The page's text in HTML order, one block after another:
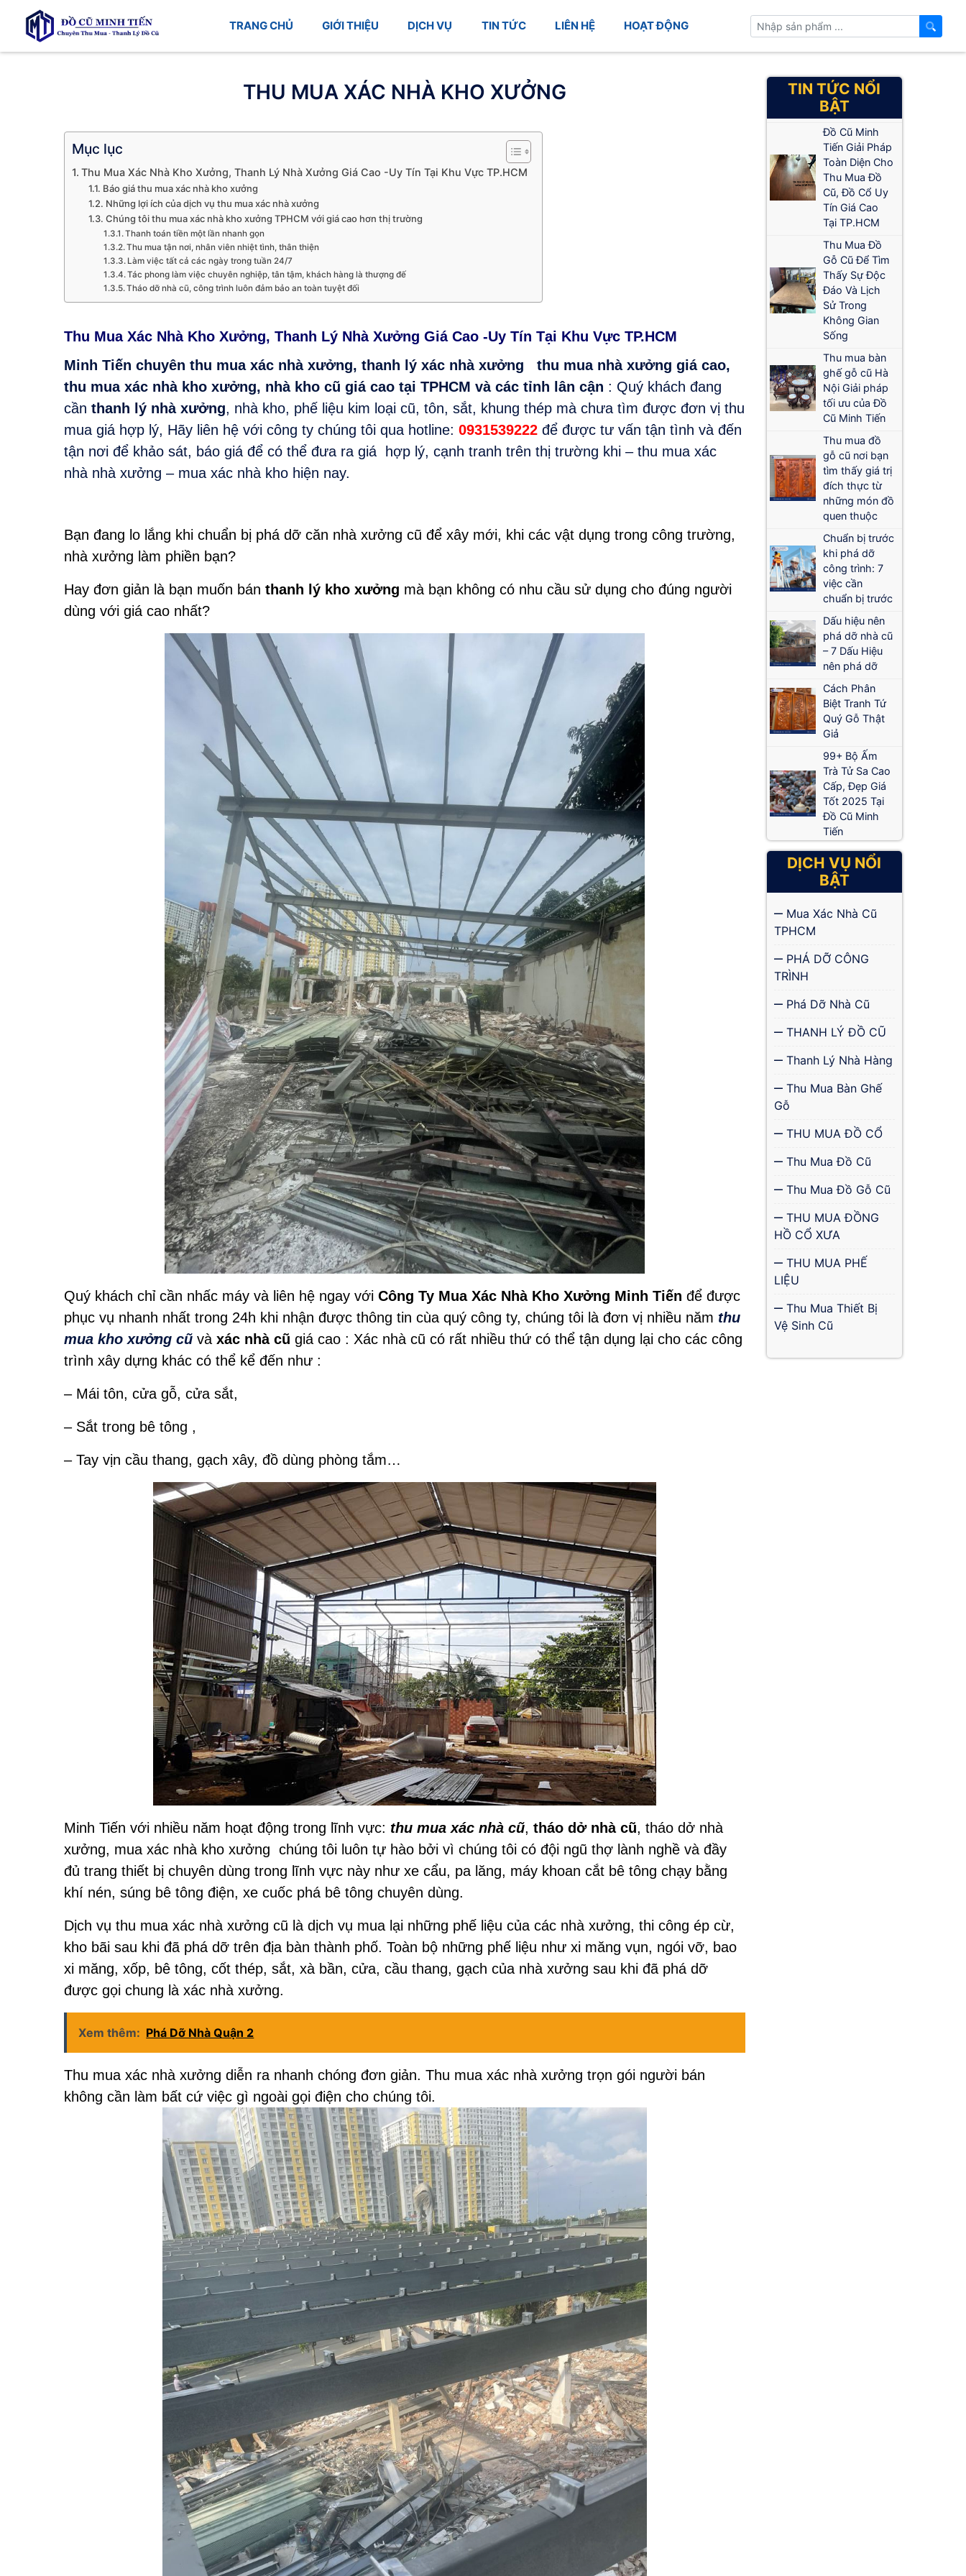
TRANG CHỦ GIỚI THIỆU DỊCH VỤ TIN TỨC LIÊN HỆ HOẠT ĐỘNG
THU MUA XÁC NHÀ KHO XƯỞNG
Mục lục
Thu Mua Xác Nhà Kho Xưởng, Thanh Lý Nhà Xưởng Giá Cao -Uy Tín Tại Khu Vực TP.HCM
Báo giá thu mua xác nhà kho xưởng
Những lợi ích của dịch vụ thu mua xác nhà xưởng
Chúng tôi thu mua xác nhà kho xưởng TPHCM với giá cao hơn thị trường
Thanh toán tiền một lần nhanh gọn
Thu mua tận nơi, nhân viên nhiệt tình, thân thiện
Làm việc tất cả các ngày trong tuần 24/7
Tác phong làm việc chuyên nghiệp, tân tậm, khách hàng là thượng đế
Tháo dỡ nhà cũ, công trình luôn đảm bảo an toàn tuyệt đối
Thu Mua Xác Nhà Kho Xưởng, Thanh Lý Nhà Xưởng Giá Cao -Uy Tín Tại Khu Vực TP.HCM
Minh Tiến chuyên thu mua xác nhà xưởng,thanh lý xác nhà xưởng thu mua nhà xưởng giá cao,
thu mua xác nhà kho xưởng, nhà kho cũ giá cao tại TPHCM và các tỉnh lân cận : Quý khách đang
cầnthanh lý nhà xưởng, nhà kho, phế liệu kim loại cũ, tôn, sắt, khung thép mà chưa tìm được đơn vị thu
mua giá hợp lý, Hãy liên hệ với công ty chúng tôi qua hotline:0931539222 để được tư vấn tận tình và đến
tận nơi để khảo sát, báo giá để có thể đưa ra giá hợp lý, cạnh tranh trên thị trường khi – thu mua xác
nhà nhà xưởng – mua xác nhà kho hiện nay.
Bạn đang lo lắng khi chuẩn bị phá dỡ căn nhà xưởng cũ để xây mới, khi các vật dụng trong công trường,
nhà xưởng làm phiền bạn?
Hay đơn giản là bạn muốn bánthanh lý kho xưởng mà bạn không có nhu cầu sử dụng cho đúng người
dùng với giá cao nhất?
Quý khách chỉ cần nhấc máy và liên hệ ngay vớiCông Ty Mua Xác Nhà Kho Xưởng Minh Tiến để được
phục vụ nhanh nhất trong 24h khi nhận được thông tin cùa quý công ty, chúng tôi là đơn vị nhiều năm thu
mua kho xưởng cũ và xác nhà cũgiá cao : Xác nhà cũ có rất nhiều thứ có thể tận dụng lại cho các công
trình xây dựng khác có thể kể đến như :
– Mái tôn, cửa gỗ, cửa sắt,
– Sắt trong bê tông ,
– Tay vịn cầu thang, gạch xây, đồ dùng phòng tắm…
Minh Tiến với nhiều năm hoạt động trong lĩnh vực: thu mua xác nhà cũ,tháo dở nhà cũ, tháo dở nhà
xưởng, mua xác nhà kho xưởng chúng tôi luôn tự hào bởi vì chúng tôi có đội ngũ thợ lành nghề và đầy
đủ trang thiết bị chuyên dùng trong lĩnh vực này như xe cẩu, pa lăng, máy khoan cắt bê tông chạy bằng
khí nén, súng bê tông điện, xe cuốc phá bê tông chuyên dùng.
Dịch vụ thu mua xác nhà xưởng cũ là dịch vụ mua lại những phế liệu của các nhà xưởng, thi công ép cừ,
kho bãi sau khi đã phá dỡ trên địa bàn thành phố. Toàn bộ những phế liệu như xi măng vụn, ngói vỡ, bao
xi măng, xốp, bê tông, cốt thép, sắt, xà bần, cửa, cầu thang, gạch của nhà xưởng sau khi đã phá dỡ
được gọi chung là xác nhà xưởng.
Xem thêm: Phá Dỡ Nhà Quận 2
Thu mua xác nhà xưởng diễn ra nhanh chóng đơn giản. Thu mua xác nhà xưởng trọn gói người bán
không cần làm bất cứ việc gì ngoài gọi điện cho chúng tôi.
TIN TỨC NỔI
BẬT
Đồ Cũ Minh
Tiến Giải Pháp
Toàn Diện Cho
Thu Mua Đồ
Cũ, Đồ Cổ Uy
Tín Giá Cao
Tại TP.HCM
Thu Mua Đồ
Gỗ Cũ Để Tìm
Thấy Sự Độc
Đáo Và Lịch
Sử Trong
Không Gian
Sống
Thu mua bàn
ghế gỗ cũ Hà
Nội Giải pháp
tối ưu của Đồ
Cũ Minh Tiến
Thu mua đồ
gỗ cũ nơi bạn
tìm thấy giá trị
đích thực từ
những món đồ
quen thuộc
Chuẩn bị trước
khi phá dỡ
công trình: 7
việc cần
chuẩn bị trước
Dấu hiệu nên
phá dỡ nhà cũ
– 7 Dấu Hiệu
nên phá dỡ
Cách Phân
Biệt Tranh Tứ
Quý Gỗ Thật
Giả
99+ Bộ Ấm
Trà Tử Sa Cao
Cấp, Đẹp Giá
Tốt 2025 Tại
Đồ Cũ Minh
Tiến
DỊCH VỤ NỔI
BẬT
Mua Xác Nhà Cũ
TPHCM
PHÁ DỠ CÔNG
TRÌNH
Phá Dỡ Nhà Cũ
THANH LÝ ĐỒ CŨ
Thanh Lý Nhà Hàng
Thu Mua Bàn Ghế
Gỗ
THU MUA ĐỒ CỔ
Thu Mua Đồ Cũ
Thu Mua Đồ Gỗ Cũ
THU MUA ĐỒNG
HỒ CỔ XƯA
THU MUA PHẾ
LIỆU
Thu Mua Thiết Bị
Vệ Sinh Cũ